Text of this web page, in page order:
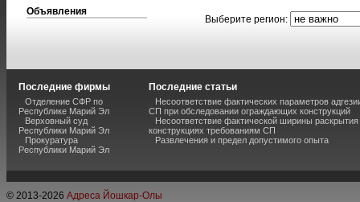
Объявления
Выберите регион:
Последние фирмы
Отделение СФР по
Республике Марий Эл
Верховный суд
Республики Марий Эл
Прокуратура
Республики Марий Эл
Последние статьи
Несоответствие фактических параметров
СП при обследовании ограждающих конструкций
Несоответствие фактической ширины
конструкциях требованиям СП
Развлечения и предел допустимого опыта
© 2013-2026 Адреса Йошкар-Олы